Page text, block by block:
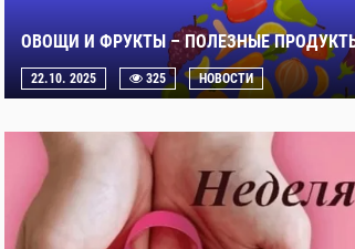
ОВОЩИ И ФРУКТЫ – ПОЛЕЗНЫЕ
22.10. 2025 325 НОВОСТИ